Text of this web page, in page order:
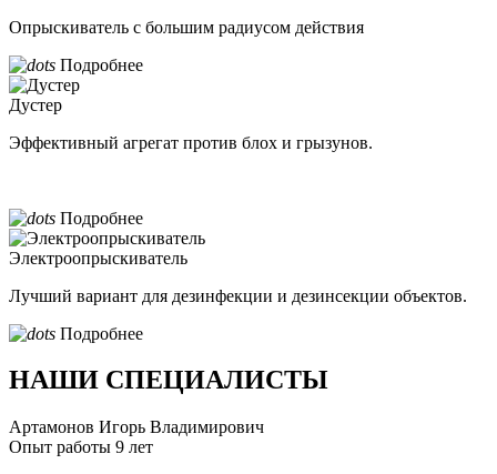
Опрыскиватель с большим радиусом действия
Подробнее
Дустер
Эффективный агрегат против блох и грызунов.
Подробнее
Электроопрыскиватель
Лучший вариант для дезинфекции и дезинсекции объектов.
Подробнее
НАШИ СПЕЦИАЛИСТЫ
Артамонов Игорь Владимирович
Опыт работы 9 лет